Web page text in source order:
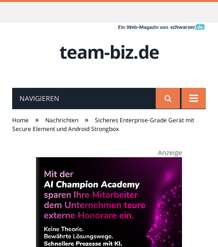
team-biz.de
NAVIGIEREN
Home » Nachrichten »
Sicheres Enterprise-Grade Gerät mit
Secure Element und Android Strongbox